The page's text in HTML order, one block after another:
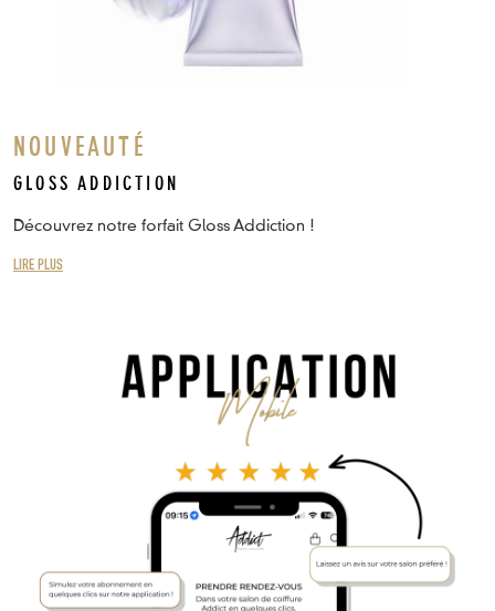
NOUVEAUTÉ
GLOSS ADDICTION
Découvrez notre forfait Gloss Addiction !
LIRE PLUS